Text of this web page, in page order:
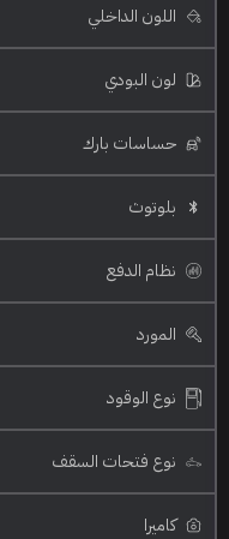
اللون الداخلي
لون البودي
حساسات بارك
بلوتوث
نظام الدفع
المورد
نوع الوقود
نوع فتحات السقف
كاميرا